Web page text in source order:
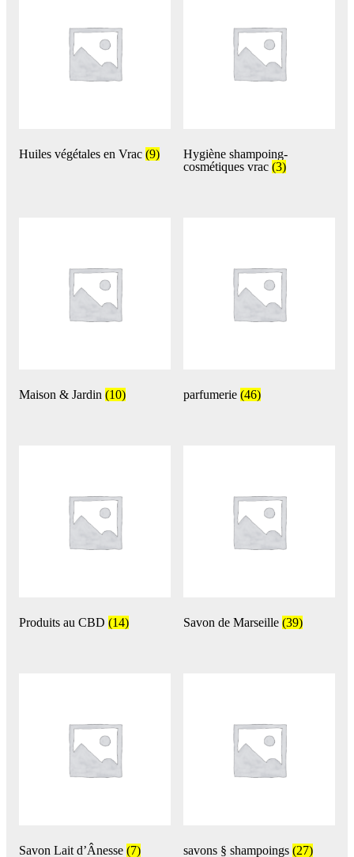
Huiles végétales en Vrac (9)
Hygiène shampoing-
cosmétiques vrac (3)
Maison & Jardin (10) parfumerie (46)
Produits au CBD (14) Savon de Marseille (39)
Savon Lait d’Ânesse (7) savons § shampoings (27)